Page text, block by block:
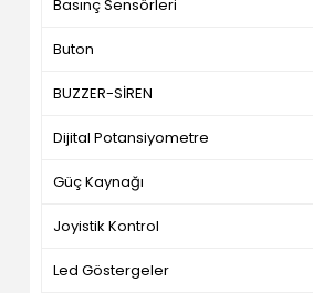
Basınç Sensörleri
Buton
BUZZER-SİREN
Dijital Potansiyometre
Güç Kaynağı
Joyistik Kontrol
Led Göstergeler